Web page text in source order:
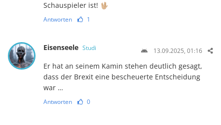
Schauspieler ist! 🖖🏼
Antworten 1
Eisenseele Studi 13.09.2025, 01:16
Er hat an seinem Kamin stehen deutlich gesagt,
dass der Brexit eine bescheuerte Entscheidung
war …
Antworten 0